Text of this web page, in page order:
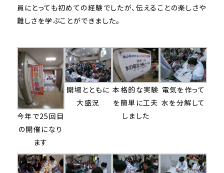
員にとっても初めての経験でしたが、伝えることの楽しさや
難しさを学ぶことができました。
今年で25回目
の開催になり
ます
開場とともに
大盛況
本格的な実験
を簡単に工夫
しました
電気を作って
水を分解して